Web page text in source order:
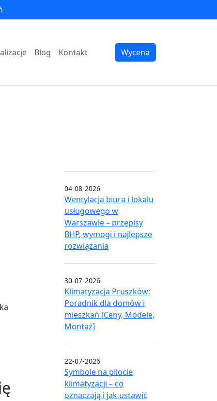
Blog Kontakt Wycena
04-08-2026
Wentylacja biura i lokalu
usługowego w
Warszawie – przepisy
BHP, wymogi i najlepsze
rozwiązania
30-07-2026
Klimatyzacja Pruszków:
Poradnik dla domów i
mieszkań [Ceny, Modele,
Montaż]
22-07-2026
Symbole na pilocie
klimatyzacji – co
oznaczają i jak ustawić